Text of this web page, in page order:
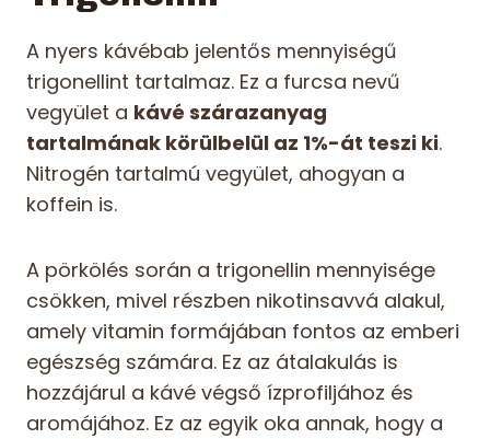
A nyers kávébab jelentős mennyiségű
trigonellint tartalmaz. Ez a furcsa nevű
vegyület a kávé szárazanyag
tartalmának körülbelül az 1%-át teszi ki.
Nitrogén tartalmú vegyület, ahogyan a
koffein is.
A pörkölés során a trigonellin mennyisége
csökken, mivel részben nikotinsavvá alakul,
amely vitamin formájában fontos az emberi
egészség számára. Ez az átalakulás is
hozzájárul a kávé végső ízprofiljához és
aromájához. Ez az egyik oka annak, hogy a